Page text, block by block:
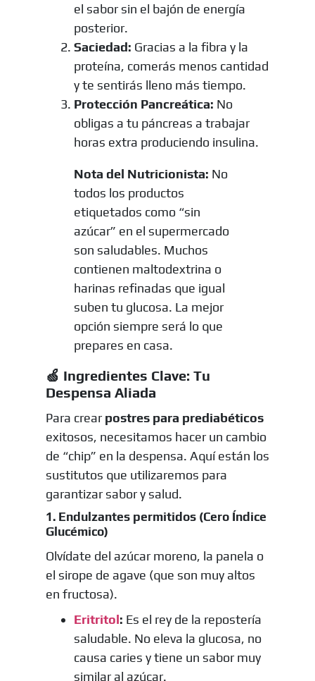
el sabor sin el bajón de energía
posterior.
Saciedad: Gracias a la fibra y la
proteína, comerás menos cantidad
y te sentirás lleno más tiempo.
Protección Pancreática: No
obligas a tu páncreas a trabajar
horas extra produciendo insulina.
Nota del Nutricionista: No
todos los productos
etiquetados como “sin
azúcar” en el supermercado
son saludables. Muchos
contienen maltodextrina o
harinas refinadas que igual
suben tu glucosa. La mejor
opción siempre será lo que
prepares en casa.
🍏 Ingredientes Clave: Tu
Despensa Aliada
Para crearpostres para prediabéticos
exitosos, necesitamos hacer un cambio
de “chip” en la despensa. Aquí están los
sustitutos que utilizaremos para
garantizar sabor y salud.
1. Endulzantes permitidos (Cero Índice
Glucémico)
Olvídate del azúcar moreno, la panela o
el sirope de agave (que son muy altos
en fructosa).
Eritritol: Es el rey de la repostería
saludable. No eleva la glucosa, no
causa caries y tiene un sabor muy
similar al azúcar.